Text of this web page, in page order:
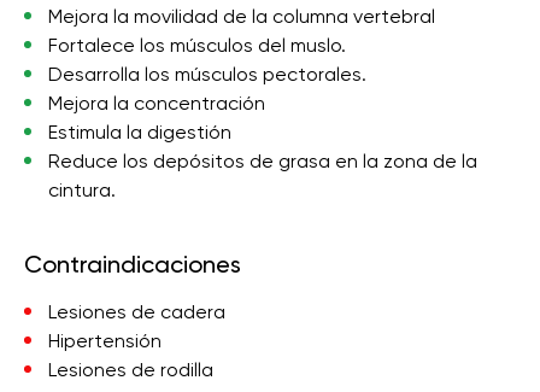
Mejora la movilidad de la columna vertebral
Fortalece los músculos del muslo.
Desarrolla los músculos pectorales.
Mejora la concentración
Estimula la digestión
Reduce los depósitos de grasa en la zona de la
cintura.
Contraindicaciones
Lesiones de cadera
Hipertensión
Lesiones de rodilla